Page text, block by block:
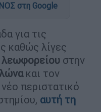
στη Google
για τις
καθώς λίγες
λεωφορείου στην
και τον
περιστατικό
αυτή τη